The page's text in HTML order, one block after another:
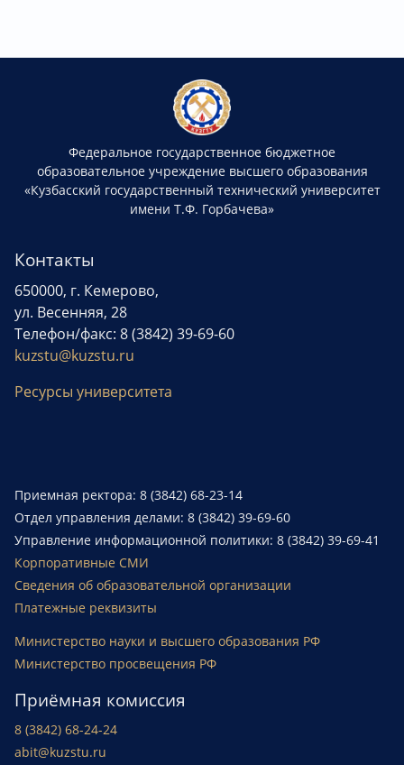
Федеральное государственное бюджетное
образовательное учреждение высшего образования
«Кузбасский государственный технический университет
имени Т.Ф. Горбачева»
Контакты
650000, г. Кемерово,
ул. Весенняя, 28
Телефон/факс: 8 (3842) 39-69-60
kuzstu@kuzstu.ru
Ресурсы университета
Приемная ректора: 8 (3842) 68-23-14
Отдел управления делами: 8 (3842) 39-69-60
Управление информационной политики: 8 (3842) 39-69-41
Корпоративные СМИ
Сведения об образовательной организации
Платежные реквизиты
Министерство науки и высшего образования РФ
Министерство просвещения РФ
Приёмная комиссия
8 (3842) 68-24-24
abit@kuzstu.ru